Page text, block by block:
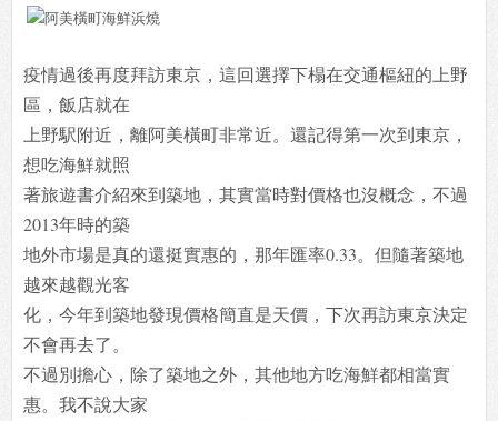
疫情過後再度拜訪東京，這回選擇下榻在交通樞紐的上野
區，飯店就在
上野駅附近，離阿美橫町非常近。還記得第一次到東京，
想吃海鮮就照
著旅遊書介紹來到築地，其實當時對價格也沒概念，不過
2013年時的築
地外市場是真的還挺實惠的，那年匯率0.33。但隨著築地
越來越觀光客
化，今年到築地發現價格簡直是天價，下次再訪東京決定
不會再去了。
不過別擔心，除了築地之外，其他地方吃海鮮都相當實
惠。我不說大家